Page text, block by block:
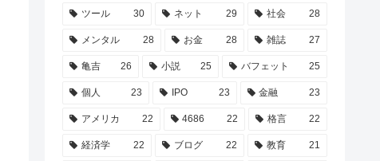
ツール 30 ネット 29 社会 28
メンタル 28 お金 28 雑誌 27
亀吉 26 小説 25 バフェット 25
個人 23 IPO 23 金融 23
アメリカ 22 4686 22 格言 22
経済学 22 ブログ 22 教育 21